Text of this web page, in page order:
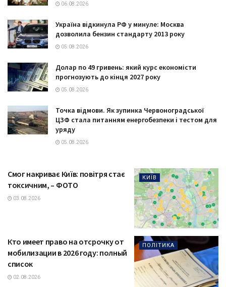
06.08.2026
Україна відкинула РФ у минуле: Москва
дозволила бензин стандарту 2013 року
05.08.2026
Долар по 49 гривень: який курс економісти
прогнозують до кінця 2027 року
05.08.2026
Точка відмови. Як зупинка Червоноградської
ЦЗФ стала питанням енергобезпеки і тестом для
уряду
05.08.2026
КИЇВ
Смог накриває Київ: повітря стає
токсичним, – ФОТО
03.08.2026
ПОЛІТИКА
Кто имеет право на отсрочку от
мобилизации в 2026 году: полный
список
02.08.2026